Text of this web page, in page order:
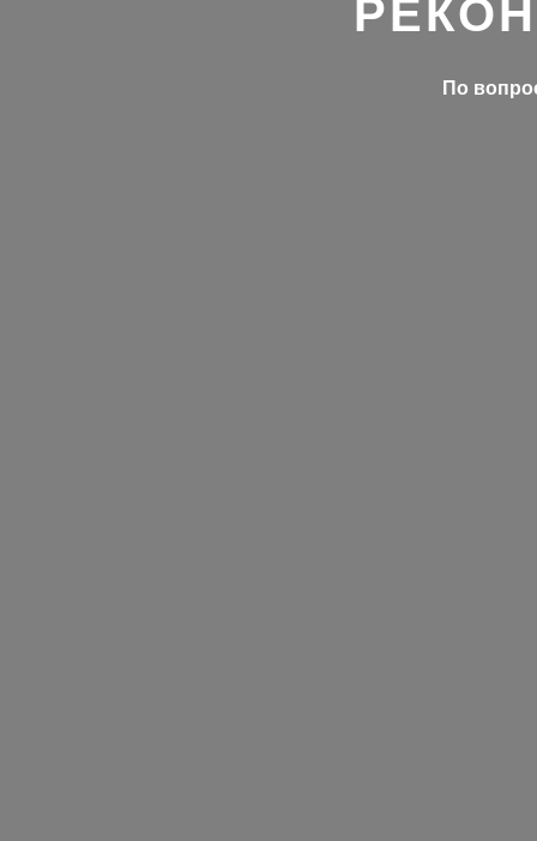
По